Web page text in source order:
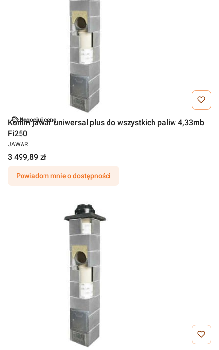
Negocjuj cenę
Komin jawar uniwersal plus do wszystkich paliw 4,33mb
Fi250
JAWAR
3 499,89 zł
Powiadom mnie o dostępności